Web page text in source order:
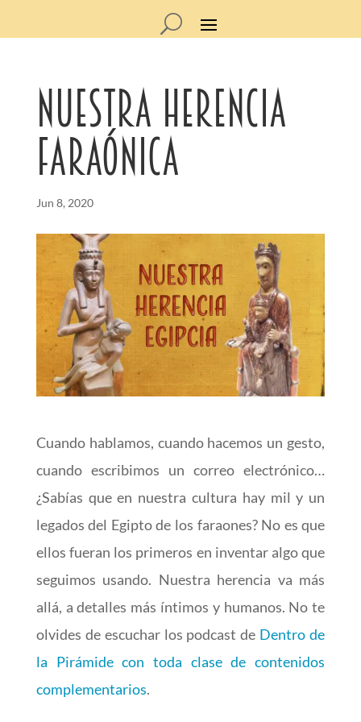
Nuestra herencia
faraónica
Jun 8, 2020
Cuando hablamos, cuando hacemos un gesto,
cuando escribimos un correo electrónico…
¿Sabías que en nuestra cultura hay mil y un
legados del Egipto de los faraones? No es que
ellos fueran los primeros en inventar algo que
seguimos usando. Nuestra herencia va más
allá, a detalles más íntimos y humanos. No te
olvides de escuchar los podcast de Dentro de
la Pirámide con toda clase de contenidos
complementarios.